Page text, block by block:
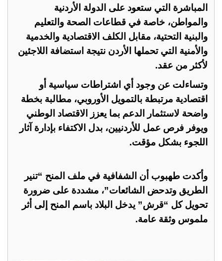
المباشرة التي ستعود على الدولة الأردنية
والمواطن، خاصة في قطاعات الصحة والتعليم
والبنية التحتية، مقابل الكلف الاقتصادية والخدمية
والأمنية التي تحملها الأردن نتيجة استضافة اللاجئين
لأكثر من عقد.
وتساءلت عن وجود أي اشتراطات سياسية أو
اقتصادية مرتبطة بالتمويل الأوروبي، مطالبة بخطة
واضحة لاستثمار الدعم بما يعزز الاقتصاد الوطني
ويوفر فرص عمل للأردنيين، بدل الاكتفاء بإدارة آثار
اللجوء بشكل مؤقت.
وأكدت طهبوب أن الشفافية في ملف المنح “تنير
الطريق وتدحض الشائعات”، مشددة على ضرورة
تحويل كل “قرش” يدخل البلاد باسم المنح إلى أثر
ملموس وثقة عامة.